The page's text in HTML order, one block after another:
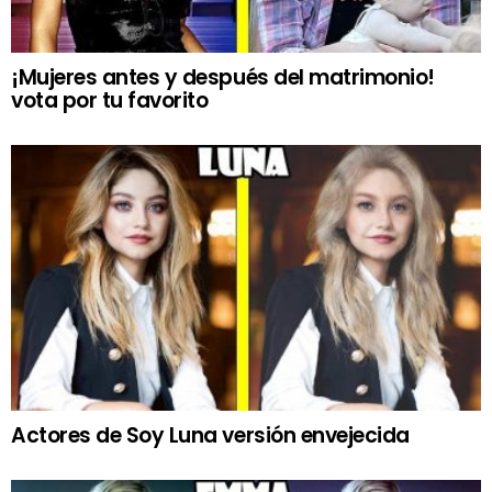
¡Mujeres antes y después del matrimonio!
vota por tu favorito
Actores de Soy Luna versión envejecida